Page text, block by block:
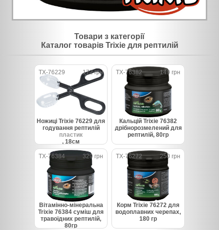
Товари з категорії
Каталог товарів Trixie для рептилій
TX-76229 172 грн
Ножиці Trixie 76229 для
годування рептилій
пластик
, 18см
TX-76382 149 грн
Кальцій Trixie 76382
дрібнорозмелений для
рептилій, 80гр
TX-76384 329 грн
Вітамінно-мінеральна
Trixie 76384 суміш для
травоїдних рептилій,
80гр
TX-76272 250 грн
Корм Trixie 76272 для
водоплавних черепах,
180 гр